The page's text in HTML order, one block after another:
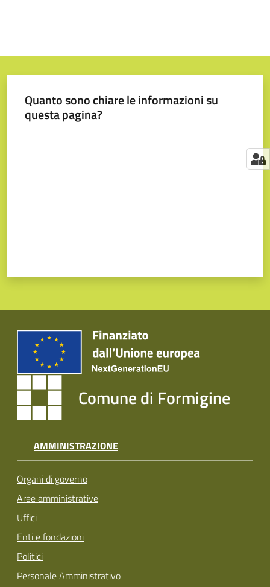
Quanto sono chiare le informazioni su
questa pagina?
Comune di Formigine
AMMINISTRAZIONE
Organi di governo
Aree amministrative
Uffici
Enti e fondazioni
Politici
Personale Amministrativo